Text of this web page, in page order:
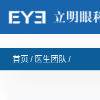
首页 / 医生团队 /